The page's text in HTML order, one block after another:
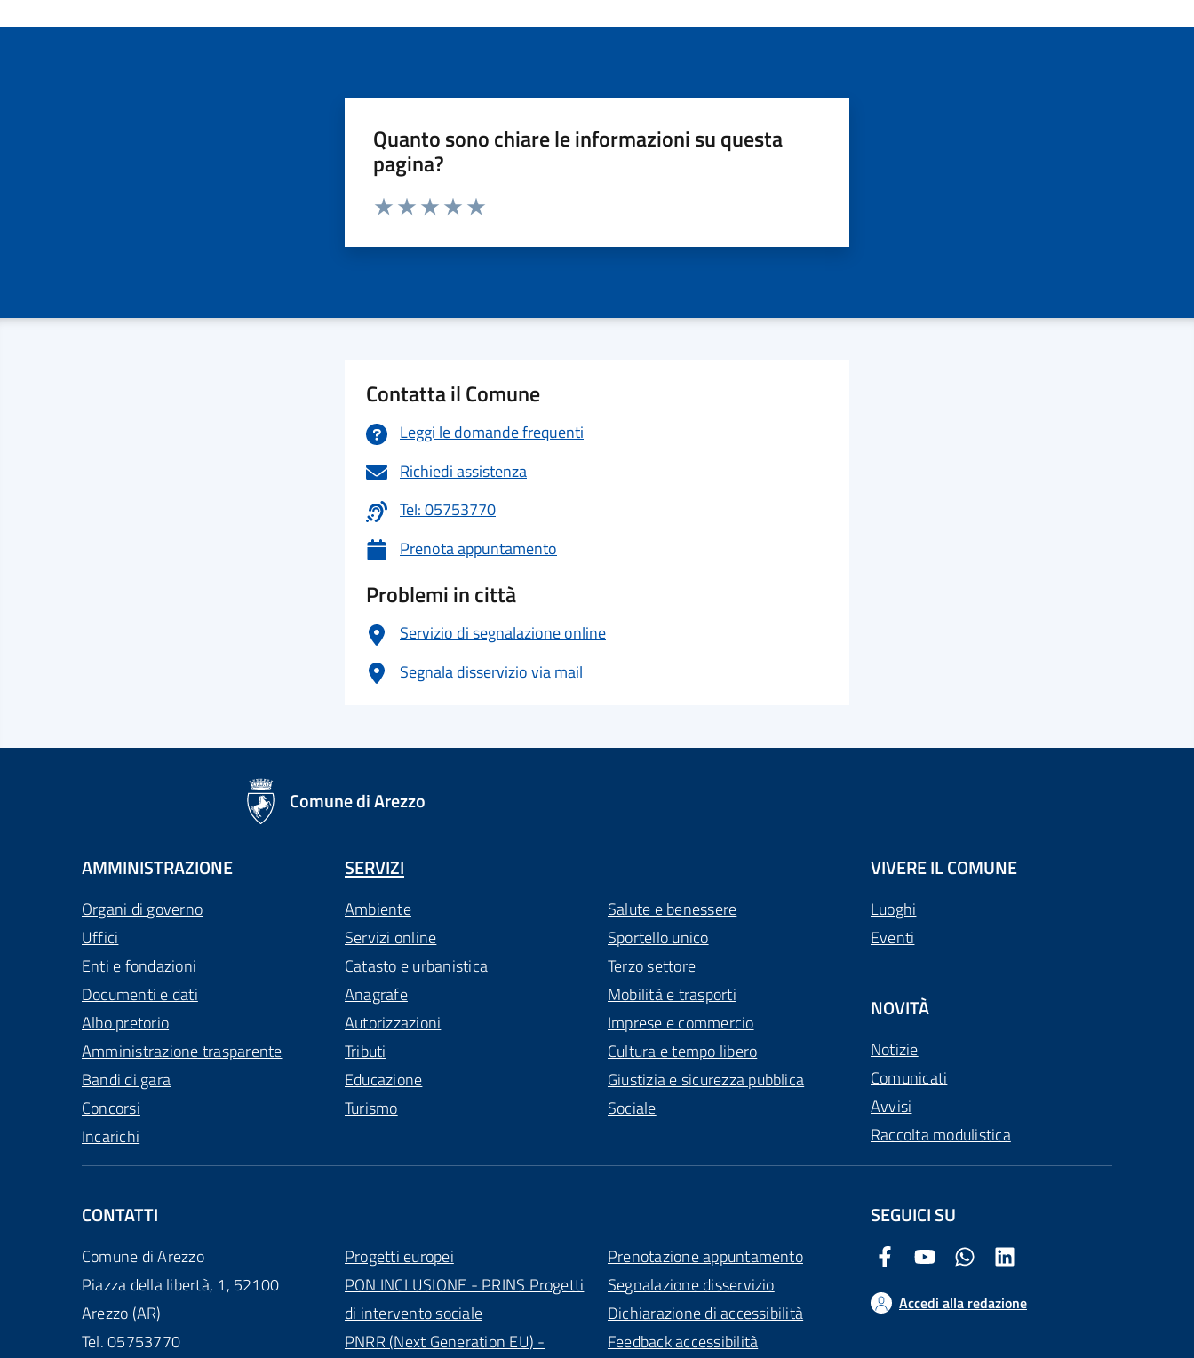
Quanto sono chiare le informazioni su questa
pagina?
Valuta da 1 a 5 stelle la pagina
Contatta il Comune
Leggi le domande frequenti
Richiedi assistenza
Tel: 05753770
Prenota appuntamento
Problemi in città
Servizio di segnalazione online
Segnala disservizio via mail
Comune di Arezzo
AMMINISTRAZIONE
Organi di governo
Uffici
Enti e fondazioni
Documenti e dati
Albo pretorio
Amministrazione trasparente
Bandi di gara
Concorsi
Incarichi
SERVIZI
Ambiente
Servizi online
Catasto e urbanistica
Anagrafe
Autorizzazioni
Tributi
Educazione
Turismo
Salute e benessere
Sportello unico
Terzo settore
Mobilità e trasporti
Imprese e commercio
Cultura e tempo libero
Giustizia e sicurezza pubblica
Sociale
VIVERE IL COMUNE
Luoghi
Eventi
NOVITÀ
Notizie
Comunicati
Avvisi
Raccolta modulistica
CONTATTI
Comune di Arezzo
Piazza della libertà, 1, 52100
Arezzo (AR)
Tel. 05753770
Progetti europei
PON INCLUSIONE - PRINS Progetti
di intervento sociale
PNRR (Next Generation EU) -
Prenotazione appuntamento
Segnalazione disservizio
Dichiarazione di accessibilità
Feedback accessibilità
SEGUICI SU
Facebook Comune di Arezzo
Youtube Comune di Arezzo
Twitter Comune di Arezzo
Accedi alla redazione